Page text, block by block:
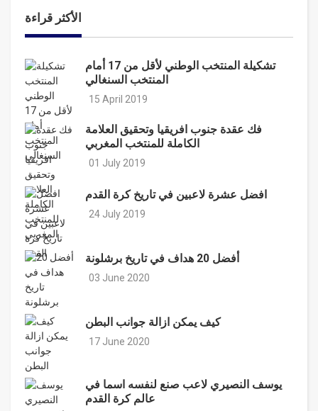
الأكثر قراءة
تشكيلة المنتخب الوطني لأقل من 17 أمام
المنتخب السنغالي
15 April 2019
فك عقدة جنوب افريقيا وتحقيق العلامة
الكاملة للمنتخب المغربي
01 July 2019
افضل عشرة لاعبين في تاريخ كرة القدم
24 July 2019
أفضل 20 هداف في تاريخ برشلونة
03 June 2020
كيف يمكن ازالة جوانب البطن
17 June 2020
يوسف النصيري لاعب صنع لنفسه اسما في
عالم كرة القدم